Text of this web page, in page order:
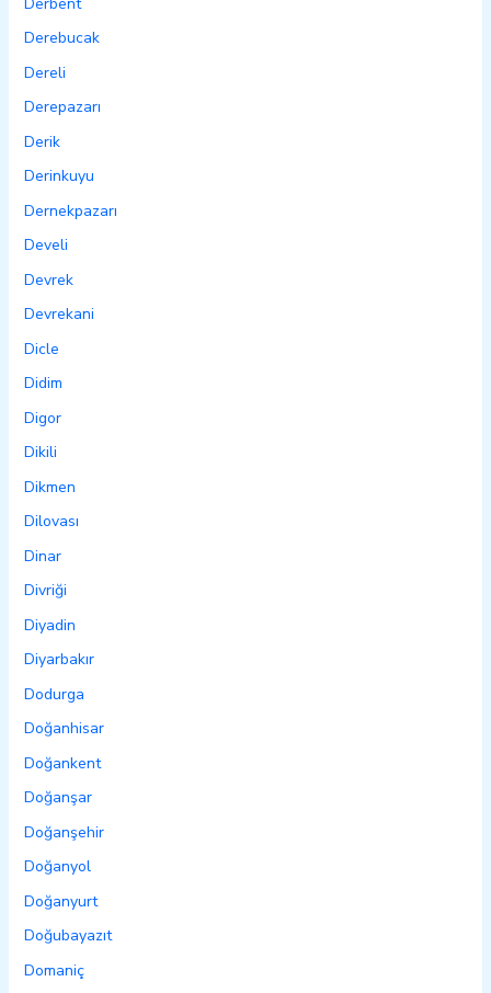
Derebucak
Dereli
Derepazarı
Derik
Derinkuyu
Dernekpazarı
Develi
Devrek
Devrekani
Dicle
Didim
Digor
Dikili
Dikmen
Dilovası
Dinar
Divriği
Diyadin
Diyarbakır
Dodurga
Doğanhisar
Doğankent
Doğanşar
Doğanşehir
Doğanyol
Doğanyurt
Doğubayazıt
Domaniç